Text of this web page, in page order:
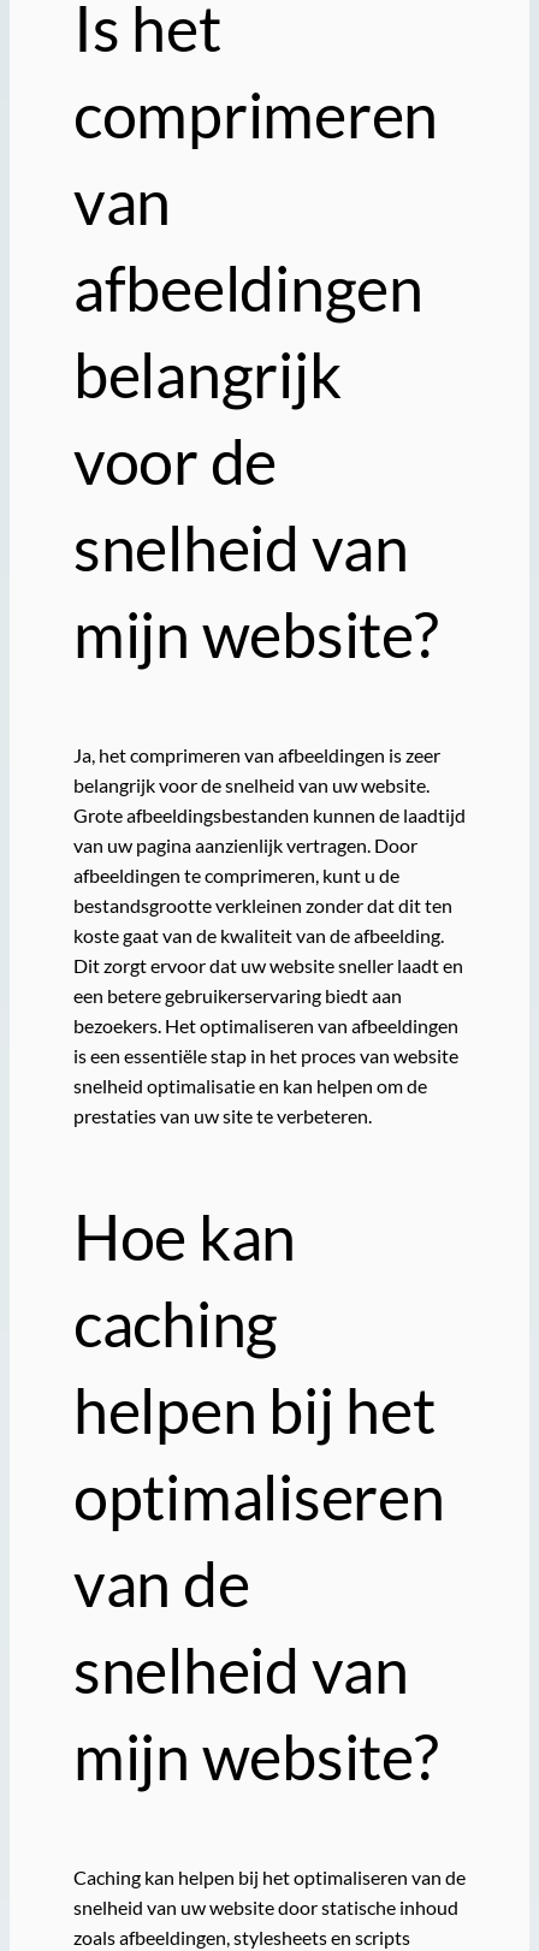
Is het
comprimeren
van
afbeeldingen
belangrijk
voor de
snelheid van
mijn website?
Ja, het comprimeren van afbeeldingen is zeer
belangrijk voor de snelheid van uw website.
Grote afbeeldingsbestanden kunnen de laadtijd
van uw pagina aanzienlijk vertragen. Door
afbeeldingen te comprimeren, kunt u de
bestandsgrootte verkleinen zonder dat dit ten
koste gaat van de kwaliteit van de afbeelding.
Dit zorgt ervoor dat uw website sneller laadt en
een betere gebruikerservaring biedt aan
bezoekers. Het optimaliseren van afbeeldingen
is een essentiële stap in het proces van website
snelheid optimalisatie en kan helpen om de
prestaties van uw site te verbeteren.
Hoe kan
caching
helpen bij het
optimaliseren
van de
snelheid van
mijn website?
Caching kan helpen bij het optimaliseren van de
snelheid van uw website door statische inhoud
zoals afbeeldingen, stylesheets en scripts